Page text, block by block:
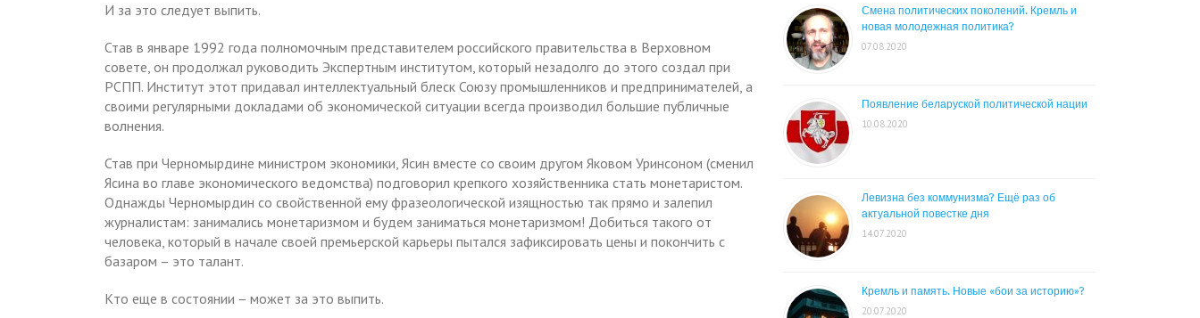
И за это следует выпить.
Став в январе 1992 года полномочным представителем российского правительства в Верховном
совете, он продолжал руководить Экспертным институтом, который незадолго до этого создал при
РСПП. Институт этот придавал интеллектуальный блеск Союзу промышленников и предпринимателей, а
своими регулярными докладами об экономической ситуации всегда производил большие публичные
волнения.
Став при Черномырдине министром экономики, Ясин вместе со своим другом Яковом Уринсоном (сменил
Ясина во главе экономического ведомства) подговорил крепкого хозяйственника стать монетаристом.
Однажды Черномырдин со свойственной ему фразеологической изящностью так прямо и залепил
журналистам: занимались монетаризмом и будем заниматься монетаризмом! Добиться такого от
человека, который в начале своей премьерской карьеры пытался зафиксировать цены и покончить с
базаром – это талант.
Кто еще в состоянии – может за это выпить.
Смена политических поколений. Кремль и
новая молодежная политика?
07.08.2020
Появление беларуской политической нации
10.08.2020
Левизна без коммунизма? Ещё раз об
актуальной повестке дня
14.07.2020
Кремль и память. Новые «бои за историю»?
20.07.2020